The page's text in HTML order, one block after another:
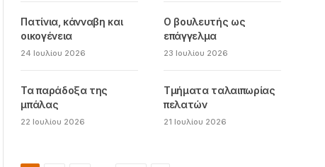
Πατίνια, κάνναβη και
οικογένεια
24 Ιουλίου 2026
Ο βουλευτής ως
επάγγελμα
23 Ιουλίου 2026
Τα παράδοξα της
μπάλας
22 Ιουλίου 2026
Τμήματα ταλαιπωρίας
πελατών
21 Ιουλίου 2026